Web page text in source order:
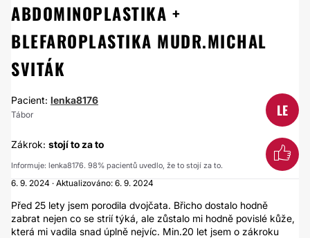
ABDOMINOPLASTIKA +
BLEFAROPLASTIKA MUDR.MICHAL
SVITÁK
Pacient: lenka8176
Tábor LE
Zákrok: stojí to za to
Informuje: lenka8176. 98% pacientů uvedlo, že to stojí za to.
6. 9. 2024 · Aktualizováno: 6. 9. 2024
Před 25 lety jsem porodila dvojčata. Břicho dostalo hodně
zabrat nejen co se strií týká, ale zůstalo mi hodně povislé kůže,
která mi vadila snad úplně nejvíc. Min.20 let jsem o zákroku